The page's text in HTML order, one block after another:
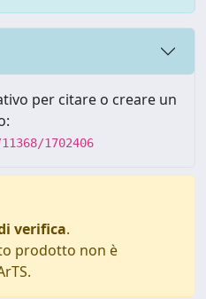
per citare o creare un
1702406
verifica.
prodotto non è